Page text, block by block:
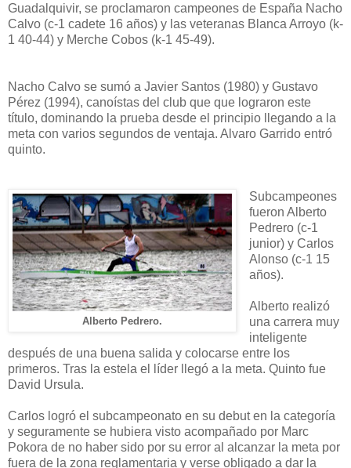
Guadalquivir, se proclamaron campeones de España Nacho
Calvo (c-1 cadete 16 años) y las veteranas Blanca Arroyo (k-
1 40-44) y Merche Cobos (k-1 45-49).
Nacho Calvo se sumó a Javier Santos (1980) y Gustavo
Pérez (1994), canoístas del club que que lograron este
título, dominando la prueba desde el principio llegando a la
meta con varios segundos de ventaja. Alvaro Garrido entró
quinto.
Alberto Pedrero.
Subcampeones
fueron Alberto
Pedrero (c-1
junior) y Carlos
Alonso (c-1 15
años).
Alberto realizó
una carrera muy
inteligente
después de una buena salida y colocarse entre los
primeros. Tras la estela el líder llegó a la meta. Quinto fue
David Ursula.
Carlos logró el subcampeonato en su debut en la categoría
y seguramente se hubiera visto acompañado por Marc
Pokora de no haber sido por su error al alcanzar la meta por
fuera de la zona reglamentaria y verse obligado a dar la